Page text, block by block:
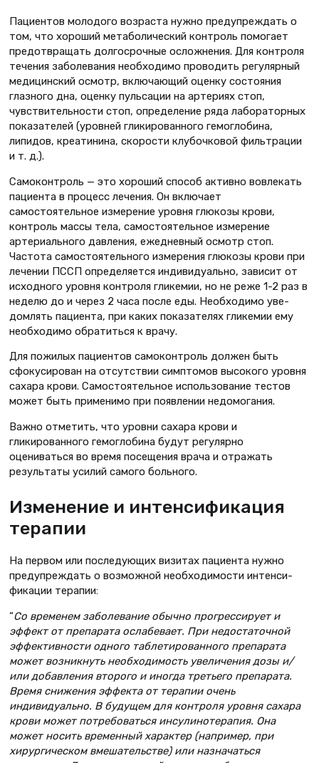
Пациентов молодого возраста нужно предупреждать о
том, что хороший метаболический контроль помогает
предотвращать долгосроч­ные осложнения. Для контроля
тече­ния заболевания необходимо про­водить регулярный
медицинский осмотр, включающий оценку состоя­ния
глазного дна, оценку пульсации на артериях стоп,
чувствительности стоп, определение ряда лабораторных
показателей (уровней гликированного гемоглобина,
липидов, креатинина, скорости клубочковой фильтра­ции
и т. д.).
Самоконтроль — это хороший способ активно вовлекать
пациен­та в процесс лечения. Он включает
самостоятельное измерение уров­ня глюкозы крови,
контроль массы тела, самостоятельное измерение
артериального давления, ежеднев­ный осмотр стоп.
Частота самостоя­тельного измерения глюкозы крови при
лечении ПССП определяется индивидуально, зависит от
исходно­го уровня контроля гликемии, но не реже 1-2 раз в
неделю до и через 2 часа после еды. Необходимо уве­
домлять пациента, при каких показа­телях гликемии ему
необходимо обра­титься к врачу.
Для пожилых пациентов самокон­троль должен быть
сфокусирован на отсутствии симптомов высокого уров­ня
сахара крови. Самостоятельное использование тестов
может быть применимо при появлении недомо­гания.
Важно отметить, что уровни сахара крови и
гликированного гемоглобина будут регулярно
оцениваться во время посещения врача и отражать
резуль­таты усилий самого больного.
Изменение и интенсификация
терапии
На первом или последующих визи­тах пациента нужно
предупреждать о возможной необходимости интенси­
фикации терапии:
“Со временем заболевание обычно прогрессирует и
эффект от препара­та ослабевает. При недостаточной
эффективности одного таблетированного препарата
может возникнуть необходимость увеличения дозы и/
или добавления второго и иногда третьего препарата.
Время снижения эффек­та от терапии очень
индивидуально. В будущем для контроля уровня сахара
крови может потребоваться инсулинотерапия. Она
может носить временный характер (например, при
хирургиче­ском вмешательстве) или назначаться